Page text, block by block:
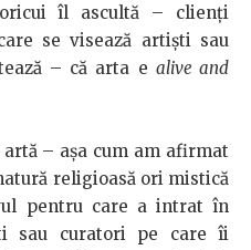
oricui îl ascultă – clienţi
se visează artişti sau
– că arta e alive and
– aşa cum am afirmat
religioasă ori mistică
pentru care a intrat în
sau curatori pe care îi